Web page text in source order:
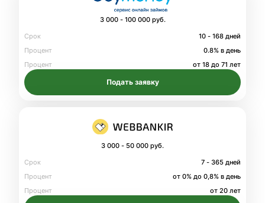
3 000 - 100 000 руб.
Срок
10 - 168 дней
Процент
0.8% в день
Процент
от 18 до 71 лет
Подать заявку
3 000 - 50 000 руб.
Срок
7 - 365 дней
Процент
от 0% до 0,8% в день
Процент
от 20 лет